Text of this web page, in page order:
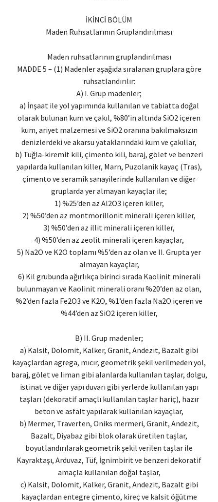
İKİNCİ BÖLÜM
Maden Ruhsatlarının Gruplandırılması
Maden ruhsatlarının gruplandırılması
MADDE 5 – (1) Madenler aşağıda sıralanan gruplara göre
ruhsatlandırılır:
A) I. Grup madenler;
a) İnşaat ile yol yapımında kullanılan ve tabiatta doğal
olarak bulunan kum ve çakıl, %80’in altında SiO2 içeren
kum, ariyet malzemesi ve SiO2 oranına bakılmaksızın
denizlerdeki ve akarsu yataklarındaki kum ve çakıllar,
b) Tuğla-kiremit kili, çimento kili, baraj, gölet ve benzeri
yapılarda kullanılan killer, Marn, Puzolanik kayaç (Tras),
çimento ve seramik sanayilerinde kullanılan ve diğer
gruplarda yer almayan kayaçlar ile;
1) %25’den az Al2O3 içeren killer,
2) %50’den az montmorillonit minerali içeren killer,
3) %50’den az illit minerali içeren killer,
4) %50’den az zeolit minerali içeren kayaçlar,
5) Na2O ve K2O toplamı %5’den az olan ve II. Grupta yer
almayan kayaçlar,
6) Kil grubunda ağırlıkça birinci sırada Kaolinit minerali
bulunmayan ve Kaolinit minerali oranı %20’den az olan,
%2’den fazla Fe2O3 ve K2O, %1’den fazla Na2O içeren ve
%44’den az SiO2 içeren killer,
B) II. Grup madenler;
a) Kalsit, Dolomit, Kalker, Granit, Andezit, Bazalt gibi
kayaçlardan agrega, mıcır, geometrik şekil verilmeden yol,
baraj, gölet ve liman gibi alanlarda kullanılan taşlar, dolgu,
istinat ve diğer yapı duvarı gibi yerlerde kullanılan yapı
taşları (dekoratif amaçlı kullanılan taşlar hariç), hazır
beton ve asfalt yapılarak kullanılan kayaçlar,
b) Mermer, Traverten, Oniks mermeri, Granit, Andezit,
Bazalt, Diyabaz gibi blok olarak üretilen taşlar,
boyutlandırılarak geometrik şekil verilen taşlar ile
Kayraktaşı, Arduvaz, Tüf, İgnimbirit ve benzeri dekoratif
amaçla kullanılan doğal taşlar,
c) Kalsit, Dolomit, Kalker, Granit, Andezit, Bazalt gibi
kayaçlardan entegre çimento, kireç ve kalsit öğütme